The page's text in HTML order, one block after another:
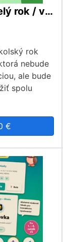
Nástenka na celý rok / výzdoba, plagáty, dekorácie, sviatky, motivácia, aktivity, ranné kruhy
rok
nebude
ale bude
spolu
€